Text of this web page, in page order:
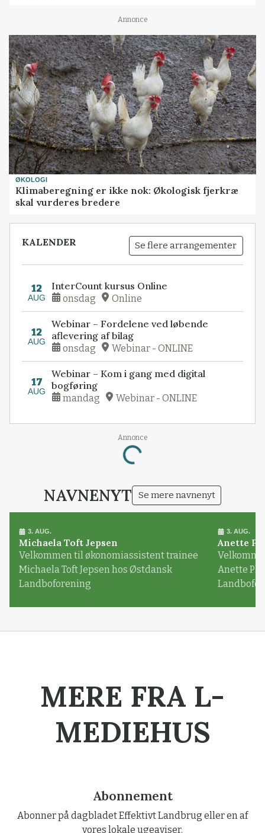
Annonce
ØKOLOGI
Klimaberegning er ikke nok: Økologisk fjerkræ
skal vurderes bredere
KALENDER Se flere arrangementer
12
AUG
InterCount kursus Online
onsdag Online
12
AUG
Webinar – Fordelene ved løbende
aflevering af bilag
onsdag Webinar - ONLINE
17
AUG
Webinar – Kom i gang med digital
bogføring
mandag Webinar - ONLINE
Annonce
Loading...
NAVNENYT Se mere navnenyt
3. AUG.
Michaela Toft Jepsen
Velkommen til økonomiassistent trainee
Michaela Toft Jepsen hos Østdansk
Landboforening
3. AUG.
Anette
Anette
MERE FRA L-
MEDIEHUS
Abonnement
Abonner på dagbladet Effektivt Landbrug eller en af
vores lokale ugeaviser.